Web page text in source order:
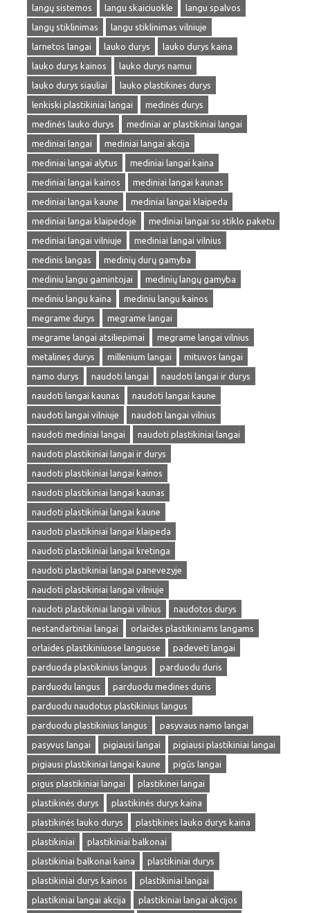
langų sistemos
langu skaiciuokle
langu spalvos
langų stiklinimas
langu stiklinimas vilniuje
larnetos langai
lauko durys
lauko durys kaina
lauko durys kainos
lauko durys namui
lauko durys siauliai
lauko plastikines durys
lenkiski plastikiniai langai
medinės durys
medinės lauko durys
mediniai ar plastikiniai langai
mediniai langai
mediniai langai akcija
mediniai langai alytus
mediniai langai kaina
mediniai langai kainos
mediniai langai kaunas
mediniai langai kaune
mediniai langai klaipeda
mediniai langai klaipedoje
mediniai langai su stiklo paketu
mediniai langai vilniuje
mediniai langai vilnius
medinis langas
medinių durų gamyba
mediniu langu gamintojai
medinių langų gamyba
mediniu langu kaina
mediniu langu kainos
megrame durys
megrame langai
megrame langai atsiliepimai
megrame langai vilnius
metalines durys
millenium langai
mituvos langai
namo durys
naudoti langai
naudoti langai ir durys
naudoti langai kaunas
naudoti langai kaune
naudoti langai vilniuje
naudoti langai vilnius
naudoti mediniai langai
naudoti plastikiniai langai
naudoti plastikiniai langai ir durys
naudoti plastikiniai langai kainos
naudoti plastikiniai langai kaunas
naudoti plastikiniai langai kaune
naudoti plastikiniai langai klaipeda
naudoti plastikiniai langai kretinga
naudoti plastikiniai langai panevezyje
naudoti plastikiniai langai vilniuje
naudoti plastikiniai langai vilnius
naudotos durys
nestandartiniai langai
orlaides plastikiniams langams
orlaides plastikiniuose languose
padeveti langai
parduoda plastikinius langus
parduodu duris
parduodu langus
parduodu medines duris
parduodu naudotus plastikinius langus
parduodu plastikinius langus
pasyvaus namo langai
pasyvus langai
pigiausi langai
pigiausi plastikiniai langai
pigiausi plastikiniai langai kaune
pigūs langai
pigus plastikiniai langai
plastikinei langai
plastikinės durys
plastikinės durys kaina
plastikinės lauko durys
plastikines lauko durys kaina
plastikiniai
plastikiniai balkonai
plastikiniai balkonai kaina
plastikiniai durys
plastikiniai durys kainos
plastikiniai langai
plastikiniai langai akcija
plastikiniai langai akcijos